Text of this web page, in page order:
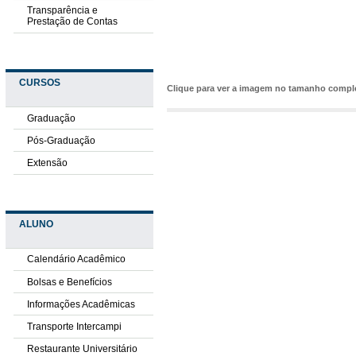
Transparência e
Prestação de Contas
CURSOS
Graduação
Pós-Graduação
Extensão
ALUNO
Calendário Acadêmico
Bolsas e Benefícios
Informações Acadêmicas
Transporte Intercampi
Restaurante Universitário
Clique para ver a imagem no tamanho